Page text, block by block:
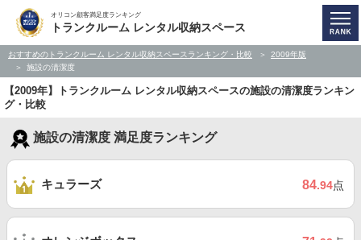
オリコン顧客満足度ランキング
トランクルーム レンタル収納スペース
おすすめのトランクルーム レンタル収納スペースランキング・比較
2009年版
施設の清潔度
【2009年】トランクルーム レンタル収納スペースの施設の清潔度ランキン
グ・比較
施設の清潔度 満足度ランキング
キュラーズ 84.94点